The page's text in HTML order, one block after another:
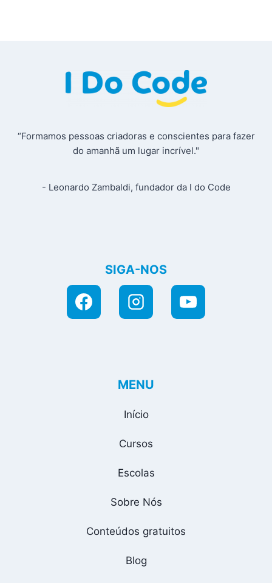
“Formamos pessoas criadoras e conscientes para fazer
do amanhã um lugar incrível."
- Leonardo Zambaldi, fundador da I do Code
SIGA-NOS
MENU
Início
Cursos
Escolas
Sobre Nós
Conteúdos gratuitos
Blog